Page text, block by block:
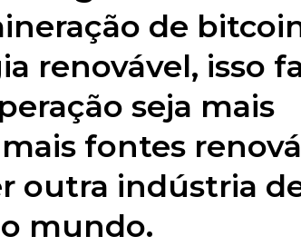
de
renovável, isso
seja mais
fontes
outra indústria
mundo.